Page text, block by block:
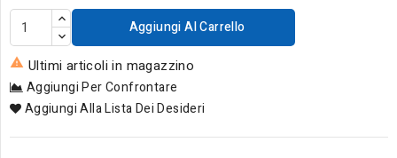
Aggiungi Al Carrello
 Ultimi articoli in magazzino
Aggiungi Per Confrontare
Aggiungi Alla Lista Dei Desideri